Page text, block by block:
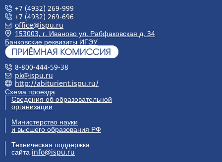
+7 (4932) 269-999
+7 (4932) 269-696
office@ispu.ru
153003, г. Иваново ул. Рабфаковская д. 34
Банковские реквизиты ИГЭУ
8-800-444-59-38
pk@ispu.ru
http://abiturient.ispu.ru/
Схема проезда
Сведения об образовательной
организации
Министерство науки
и высшего образования РФ
Техническая поддержка
сайта info@ispu.ru